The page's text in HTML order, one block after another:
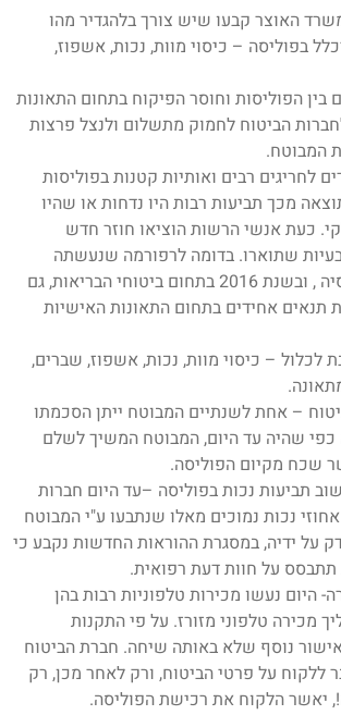
האוצר קבעו שיש צורך בלהגדיר מהו
בפוליסה – כיסוי מוות, נכות, אשפוז,
בין הפוליסות וחוסר הפיקוח בתחום התאונות
הביטוח לחמוק מתשלום ולנצל פרצות
המבוטח.
לחריגים רבים ואותיות קטנות בפוליסות
מכך תביעות רבות היו נדחות או שהיו
כעת אנשי הרשות הוציאו חוזר חדש
שתוארו. בדומה לרפורמה שנעשתה
ב2003 בתחום הפנסיה , ובשנת 2016 בתחום ביטוחי הבריאות, גם
תנאים אחידים בתחום התאונות האישיות
לכלול – כיסוי מוות, נכות, אשפוז, שברים,
– אחת לשנתיים המבוטח ייתן הסכמתו
שהיה עד היום, המבוטח המשיך לשלם
שכח מקיום הפוליסה.
תביעות נכות בפוליסה –עד היום חברות
נכות נמוכים מאלו שנתבעו ע"י המבוטח
על ידיה, במסגרת ההוראות החדשות נקבע כי
תתבסס על חוות דעת רפואית.
היום נעשו מכירות טלפוניות רבות בהן
מכירה טלפוני מזורז. על פי התקנות
נוסף שלא באותה שיחה. חברת הביטוח
ללקוח על פרטי הביטוח, ורק לאחר מכן, רק
יאשר הלקוח את רכישת הפוליסה.